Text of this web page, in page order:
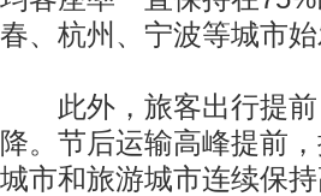
春、杭州、宁波等城市
此外，旅客出行提前
降。节后运输高峰提前
城市和旅游城市连续保持